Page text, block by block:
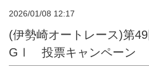
2026/01/08 12:17
(伊勢崎オートレース)第
GⅠ 投票キャンペーン